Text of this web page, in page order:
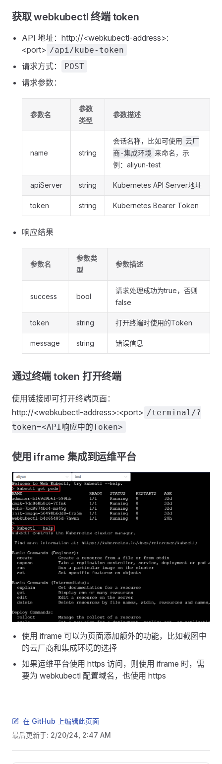
获取 webkubectl 终端 token
API 地址：http://<webkubectl-address>:
<port> /api/kube-token
请求方式： POST
请求参数：
参数名
参数
类型
参数描述
name string
会话名称，比如可使用 云厂
商-集成环境 来命名，示
例：aliyun-test
apiServer string Kubernetes API Server地址
token string Kubernetes Bearer Token
响应结果
参数名
参数类
型
参数描述
success bool
请求处理成功为true，否则
false
token string 打开终端时使用的Token
message string 错误信息
通过终端 token 打开终端
使用链接即可打开终端页面：
http://<webkubectl-address>:<port> /terminal/?
token=<API响应中的Token>
使用 iframe 集成到运维平台
使用 iframe 可以为页面添加额外的功能，比如截图中
的云厂商和集成环境的选择
如果运维平台使用 https 访问，则使用 iframe 时，需
要为 webkubectl 配置域名，也使用 https
在 GitHub 上编辑此页面
最后更新于: 2/20/24, 2:47 AM